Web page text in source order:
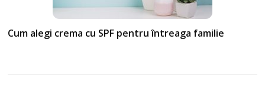
Cum alegi crema cu SPF pentru întreaga familie